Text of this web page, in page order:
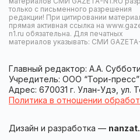
только с письменного разрешения
редакции! При цитировании
прямая активная ссылка на
n1.ru обязательна. Для печатных
материалов указывать: СМИ
Главный редактор: А.А.
Учредитель: ООО “Тори-пресс”
Адрес: 670031 г. Улан-Удэ, ул.
Политика в отношении
Дизайн и разработка —